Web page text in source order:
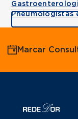
Pneumologistas
Marcar